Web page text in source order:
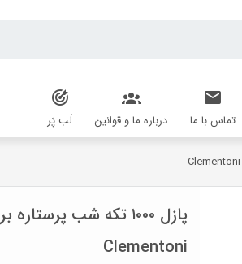
تماس با ما درباره ما و قوانین لَب پَر
پازل ۱۰۰۰ تکه شب
Clementoni